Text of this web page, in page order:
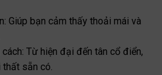
Giúp bạn cảm thấy thoải mái và
Từ hiện đại đến tân cổ điển,
thất sẵn có.